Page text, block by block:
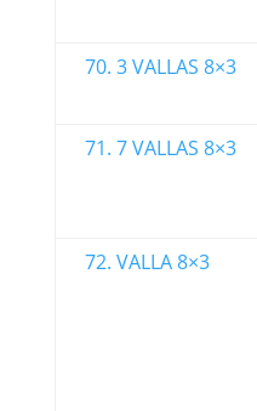
70. 3 VALLAS 8×3
71. 7 VALLAS 8×3
72. VALLA 8×3